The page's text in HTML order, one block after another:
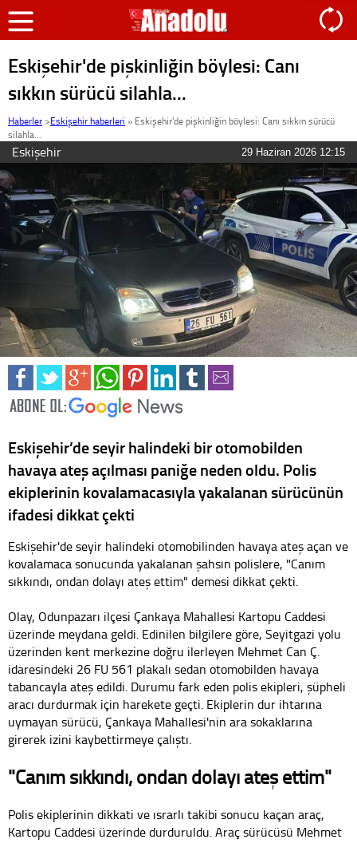
Eskişehir'de pişkinliğin böylesi: Canı
sıkkın sürücü silahla...
Haberler >Eskişehir haberleri » Eskişehir'de pişkinliğin böylesi: Canı sıkkın sürücü
silahla...
Eskişehir 29 Haziran 2026 12:15
Eskişehir’de seyir halindeki bir otomobilden
havaya ateş açılması paniğe neden oldu. Polis
ekiplerinin kovalamacasıyla yakalanan sürücünün
ifadesi dikkat çekti
Eskişehir'de seyir halindeki otomobilinden havaya ateş açan ve
kovalamaca sonucunda yakalanan şahsın polislere, "Canım
sıkkındı, ondan dolayı ateş ettim" demesi dikkat çekti.
Olay, Odunpazarı ilçesi Çankaya Mahallesi Kartopu Caddesi
üzerinde meydana geldi. Edinilen bilgilere göre, Seyitgazi yolu
üzerinden kent merkezine doğru ilerleyen Mehmet Can Ç.
idaresindeki 26 FU 561 plakalı sedan otomobilden havaya
tabancayla ateş edildi. Durumu fark eden polis ekipleri, şüpheli
aracı durdurmak için harekete geçti. Ekiplerin dur ihtarına
uymayan sürücü, Çankaya Mahallesi'nin ara sokaklarına
girerek izini kaybettirmeye çalıştı.
"Canım sıkkındı, ondan dolayı ateş ettim"
Polis ekiplerinin dikkati ve ısrarlı takibi sonucu kaçan araç,
Kartopu Caddesi üzerinde durduruldu. Araç sürücüsü Mehmet